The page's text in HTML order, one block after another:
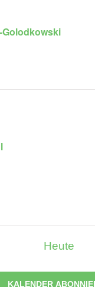
Golodkowski
Heute
KALENDER